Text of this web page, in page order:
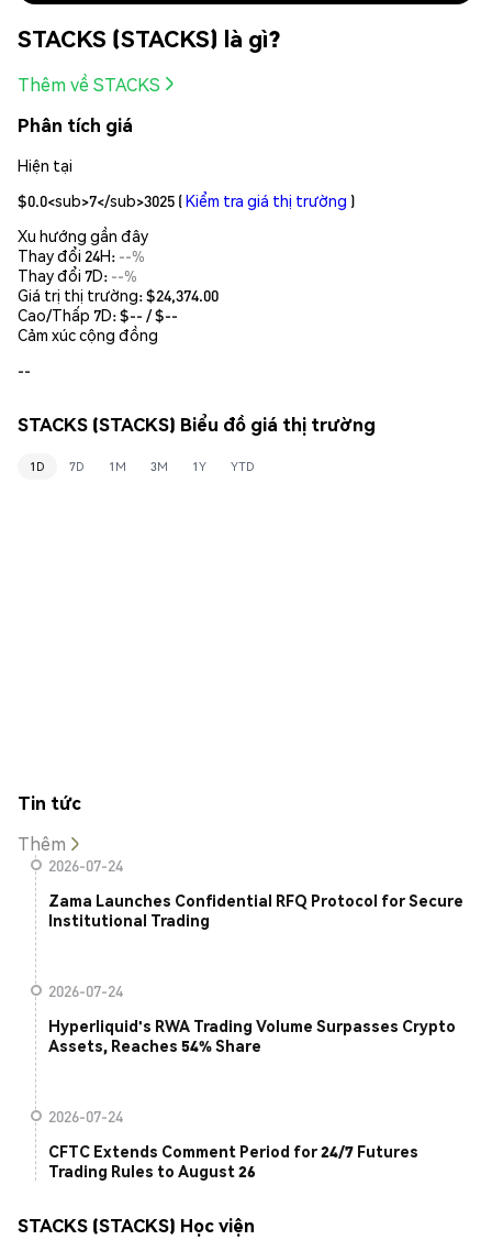
STACKS (STACKS) là gì?
Thêm về STACKS
Phân tích giá
Hiện tại
$0.0<sub>7</sub>3025 (Kiểm tra giá thị trường )
Xu hướng gần đây
Thay đổi 24H: --%
Thay đổi 7D: --%
Giá trị thị trường:$24,374.00
Cao/Thấp 7D: $-- / $--
Cảm xúc cộng đồng
--
STACKS (STACKS) Biểu đồ giá thị trường
1D 7D 1M 3M 1Y YTD
Tin tức
Thêm
2026-07-24
Zama Launches Confidential RFQ Protocol for Secure
Institutional Trading
2026-07-24
Hyperliquid's RWA Trading Volume Surpasses Crypto
Assets, Reaches 54% Share
2026-07-24
CFTC Extends Comment Period for 24/7 Futures
Trading Rules to August 26
STACKS (STACKS) Học viện